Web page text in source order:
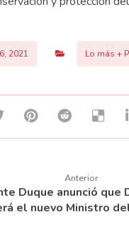
2021 Lo más +
Anterior
Duque anunció que
el nuevo Ministro